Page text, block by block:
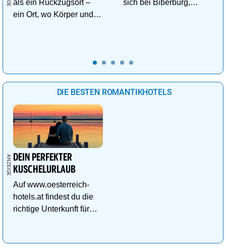
als ein Rückzugsort –
ein Ort, wo Körper und
sich bei Biberburg,
DIE BESTEN ROMANTIKHOTELS
DEIN PERFEKTER
KUSCHELURLAUB
Auf www.oesterreich-
hotels.at findest du die
richtige Unterkunft für